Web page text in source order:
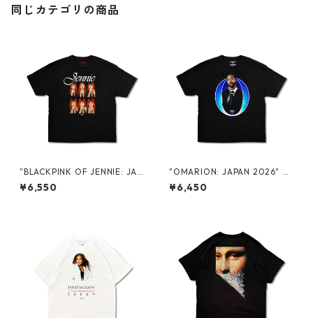
同じカテゴリの商品
"BLACKPINK OF JENNIE: JAP
AN 2026" PROMO S/S TEE
¥6,550
"OMARION: JAPAN 2026" P
ROMO S/S TEE
¥6,450